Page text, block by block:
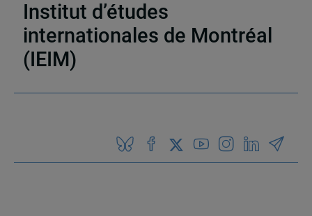
Institut d’études
internationales de Montréal
(IEIM)